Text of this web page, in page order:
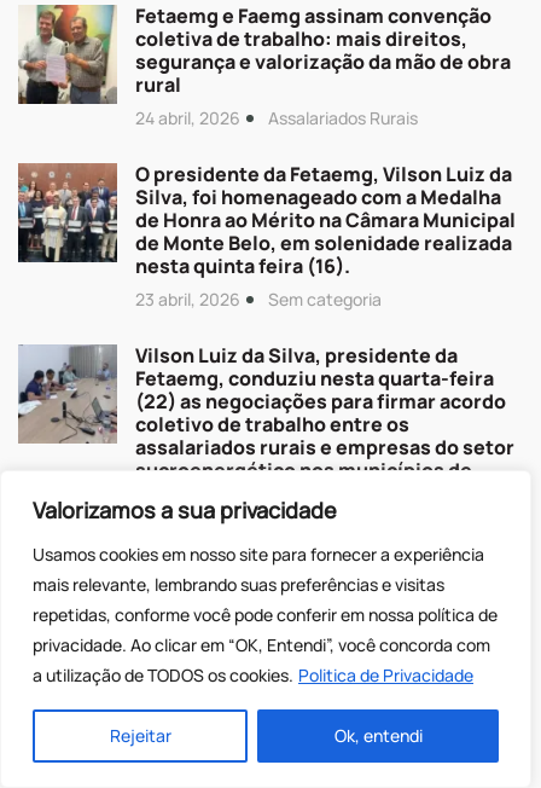
Valorizamos a sua privacidade
Usamos cookies em nosso site para fornecer a experiência
mais relevante, lembrando suas preferências e visitas
repetidas, conforme você pode conferir em nossa política de
privacidade. Ao clicar em “OK, Entendi”, você concorda com
a utilização de TODOS os cookies. Politica de Privacidade
Rejeitar Ok, entendi
Fetaemg e Faemg assinam convenção
coletiva de trabalho: mais direitos,
segurança e valorização da mão de obra
rural
24 abril, 2026 Assalariados Rurais
O presidente da Fetaemg, Vilson Luiz da
Silva, foi homenageado com a Medalha
de Honra ao Mérito na Câmara Municipal
de Monte Belo, em solenidade realizada
nesta quinta feira (16).
23 abril, 2026 Sem categoria
Vilson Luiz da Silva, presidente da
Fetaemg, conduziu nesta quarta-feira
(22) as negociações para firmar acordo
coletivo de trabalho entre os
assalariados rurais e empresas do setor
sucroenergético nos municípios de
Noroeste do Estado.
23 abril, 2026 Assalariados Rurais
Lideranças sindicais dialogam sobre
atuação na promoção de direitos sociais
no meio rural
14 abril, 2026 Políticas Sociais e Previdência
A Fetaemg marca presença em mais um
importante espaço de construção